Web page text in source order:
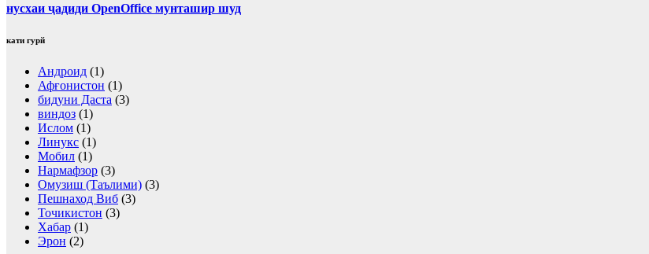
нусхаи ҷадиди OpenOffice мунташир шуд
кати гурй
Андроид (1)
Афғонистон (1)
бидуни Даста (3)
виндоз (1)
Ислом (1)
Линукс (1)
Мобил (1)
Нармафзор (3)
Омузиш (Таълими) (3)
Пешнаход Виб (3)
Точикистон (3)
Хабар (1)
Эрон (2)